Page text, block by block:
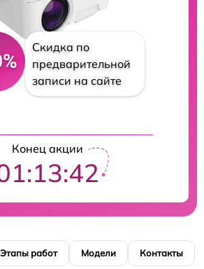
Скидка по
предварительной
записи на сайте
Конец акции
Этапы работ Модели Контакты